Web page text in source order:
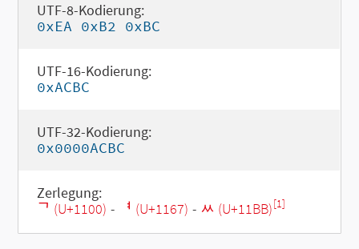
UTF-8-Kodierung:
0xEA 0xB2 0xBC
UTF-16-Kodierung:
0xACBC
UTF-32-Kodierung:
0x0000ACBC
Zerlegung:
ᄀ (U+1100) - ᅧ (U+1167) - ᆻ (U+11BB)[1]